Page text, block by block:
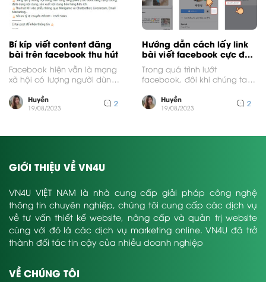
Bí kíp viết content đăng
bài trên facebook thu hút
Facebook hiện vẫn là mạng
xã hội có lượng người dùng
màu...Huyền
19/08/2023 2
Hướng dẫn cách lấy link
bài viết facebook cực đơn
giản
Trong quá trình lướt
facebook, đôi khi chúng ta
trên trang...
Huyền
19/08/2023 2
GIỚI THIỆU VỀ VN4U
VN4U VIỆT NAM là nhà cung cấp giải pháp công nghệ
thông tin chuyên nghiệp, chúng tôi cung cấp các dịch vụ
về tư vấn thiết kế website, nâng cấp và quản trị website
cùng với đó là các dịch vụ marketing online. VN4U đã trở
thành đối tác tin cậy của nhiều doanh nghiệp
VỀ CHÚNG TÔI